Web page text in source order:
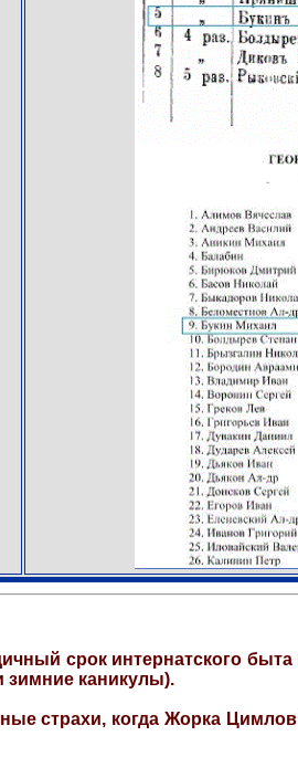
срок интернатского
зимние каникулы).
страхи, когда Жорка